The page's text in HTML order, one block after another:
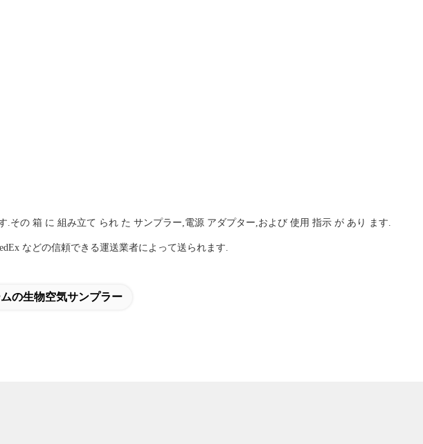
の 箱 に 組み立て られ た サンプラー,電源 アダプター,および 使用 指示 が あり ます.
などの信頼できる運送業者によって送られます.
の生物空気サンプラー